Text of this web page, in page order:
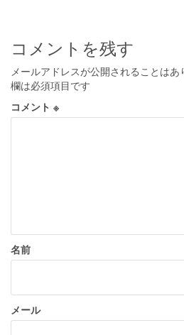
ビ
ゲ
ー
シ
コメントを残す
メールアドレスが公開されることはあ
欄は必須項目です
コメント ※
名前
メール